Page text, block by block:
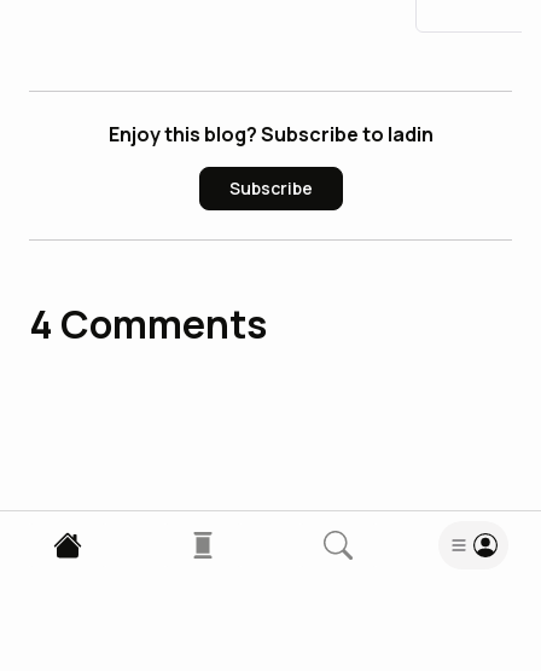
Enjoy this blog? Subscribe to ladin
Subscribe
4 Comments